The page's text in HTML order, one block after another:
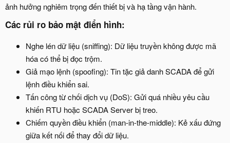
ảnh hưởng nghiêm trọng đến thiết bị và hạ tầng vận hành.
Các rủi ro bảo mật điển hình:​
Nghe lén dữ liệu (sniffing): Dữ liệu truyền không được mã
hóa có thể bị đọc trộm.
Giả mạo lệnh (spoofing): Tin tặc giả danh SCADA để gửi
lệnh điều khiển sai.
Tấn công từ chối dịch vụ (DoS): Gửi quá nhiều yêu cầu
khiến RTU hoặc SCADA Server bị treo.
Chiếm quyền điều khiển (man-in-the-middle): Kẻ xấu đứng
giữa kết nối để thay đổi dữ liệu.